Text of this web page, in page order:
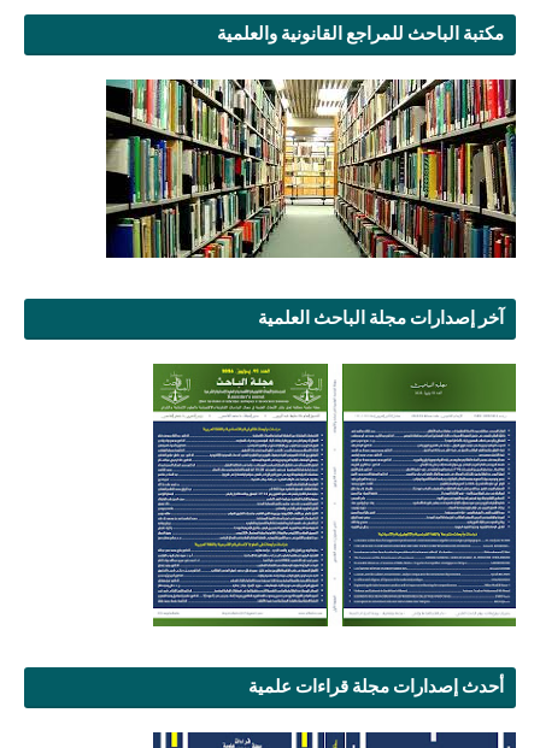
مكتبة الباحث للمراجع القانونية والعلمية
آخر إصدارات مجلة الباحث العلمية
أحدث إصدارات مجلة قراءات علمية